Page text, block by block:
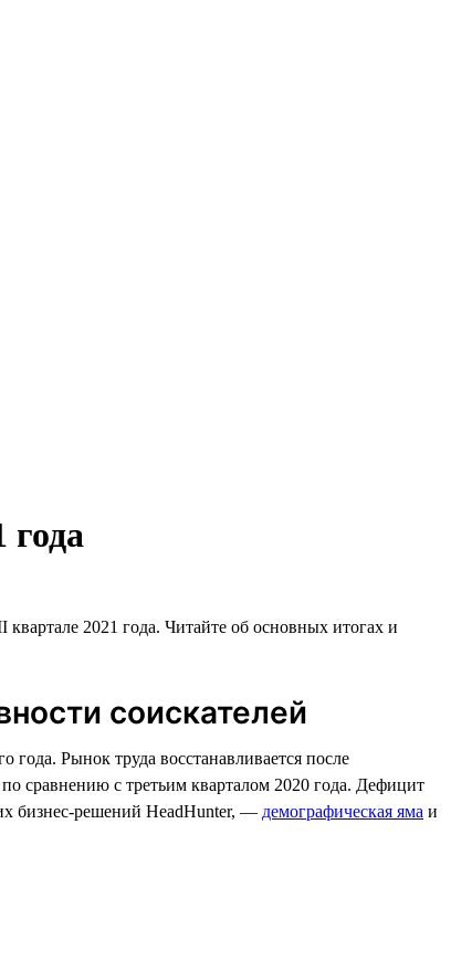
года
2021 года. Читайте об основных итогах и
соискателей
года. Рынок труда восстанавливается после
сравнению с третьим кварталом 2020 года. Дефицит
бизнес-решений HeadHunter, — демографическая яма и